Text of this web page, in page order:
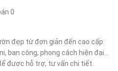
0
đẹp từ đơn giản đến cao cấp:
ban công, phong cách hiện đại…
được hỗ trợ, tư vấn chi tiết.